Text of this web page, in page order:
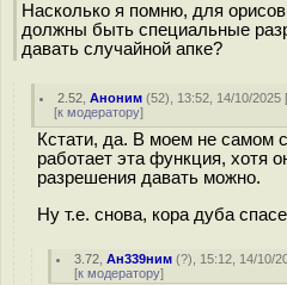
Насколько я помню, для
должны быть специальные
давать случайной апке?
2.52 ,Аноним (52), 13:52, 14/10/2025
[к модератору]
Кстати, да. В моем не самом
работает эта функция, хотя
разрешения давать можно.
Ну т.е. снова, кора дуба
3.72 ,Ан339ним (?), 15:12, 14/10/
[к модератору]